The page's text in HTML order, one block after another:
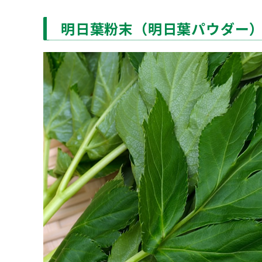
明日葉粉末（明日葉パウダー